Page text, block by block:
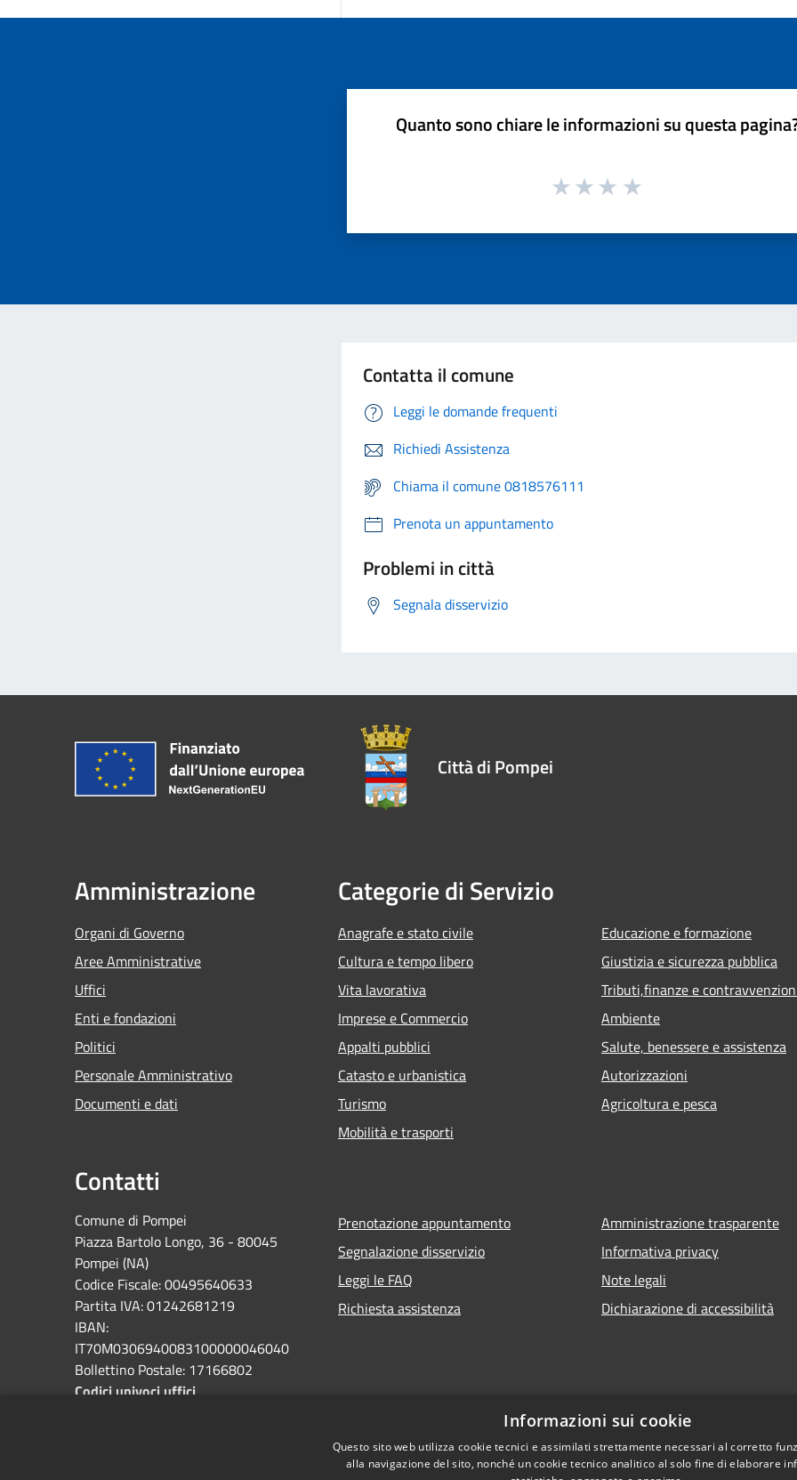
Quanto sono chiare le informazioni su questa
Contatta il comune
Leggi le domande frequenti
Richiedi Assistenza
Chiama il comune 0818576111
Prenota un appuntamento
Problemi in città
Segnala disservizio
Città di Pompei
Amministrazione
Organi di Governo
Aree Amministrative
Uffici
Enti e fondazioni
Politici
Personale Amministrativo
Documenti e dati
Categorie di Servizio
Anagrafe e stato civile
Cultura e tempo libero
Vita lavorativa
Imprese e Commercio
Appalti pubblici
Catasto e urbanistica
Turismo
Mobilità e trasporti
Educazione e formazione
Giustizia e sicurezza pubblica
Tributi,finanze e
Ambiente
Salute, benessere e assistenza
Autorizzazioni
Agricoltura e pesca
Contatti
Comune di Pompei
Piazza Bartolo Longo, 36 - 80045
Pompei (NA)
Codice Fiscale: 00495640633
Partita IVA: 01242681219
IBAN:
IT70M0306940083100000046040
Bollettino Postale: 17166802
Codici univoci uffici
Prenotazione appuntamento
Segnalazione disservizio
Leggi le FAQ
Richiesta assistenza
Amministrazione trasparente
Informativa privacy
Note legali
Dichiarazione di accessibilità
Informazioni sui cookie
Questo sito web utilizza cookie tecnici e assimilati strettamente necessari al corretto
alla navigazione del sito, nonché un cookie tecnico analitico al solo fine di elaborare